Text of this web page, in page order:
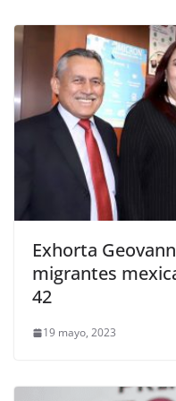
Exhorta
migrantes
42
19 mayo, 2023